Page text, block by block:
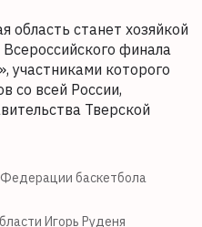
область станет хозяйкой
финала
участниками которого
со всей России,
Тверской
баскетбола
Игорь Руденя